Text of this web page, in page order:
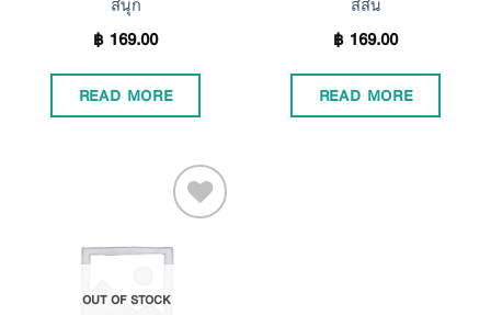
฿169.00
READ MORE
฿169.00
READ MORE
OUT OF STOCK